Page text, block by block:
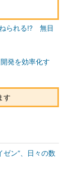
られる!? 無目
発を効率化す
す
ゼン”、日々の数